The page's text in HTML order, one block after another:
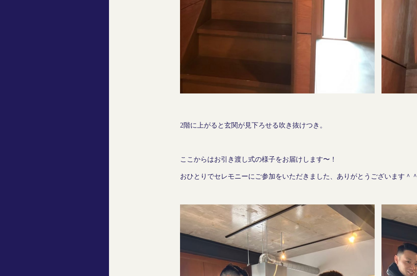
2階に上がると玄関が見下ろせる吹き抜けつき。
ここからはお引き渡し式の様子をお届けします〜！
おひとりでセレモニーにご参加をいただきました、ありがとうございます＾＾